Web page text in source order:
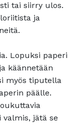
tai siirry ulos.
ja
Lopuksi paperi
käännetään
myös tiputella
päälle.
jätä se